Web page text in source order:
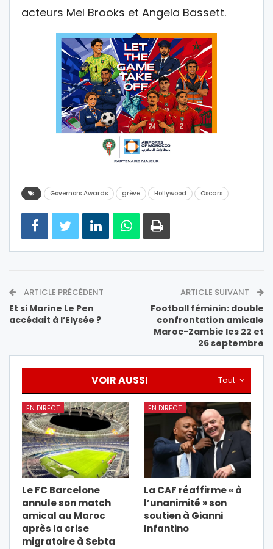
acteurs Mel Brooks et Angela Bassett.
Governors Awards grève Hollywood Oscars
ARTICLE PRÉCÉDENT
Et si Marine Le Pen
accédait à l’Elysée ?
ARTICLE SUIVANT
Football féminin: double
confrontation amicale
Maroc-Zambie les 22 et
26 septembre
Tout
VOIR AUSSI
EN DIRECT
Le FC Barcelone
annule son match
amical au Maroc
après la crise
migratoire à Sebta
EN DIRECT
La CAF réaffirme « à
l’unanimité » son
soutien à Gianni
Infantino